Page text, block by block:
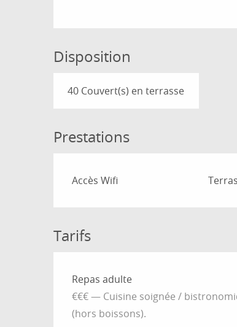
Disposition
40 Couvert(s) en terrasse
Prestations
Accès Wifi
Tarifs
Tarifs 2026
Repas adulte
€€€ — Cuisine soignée /
(hors boissons).